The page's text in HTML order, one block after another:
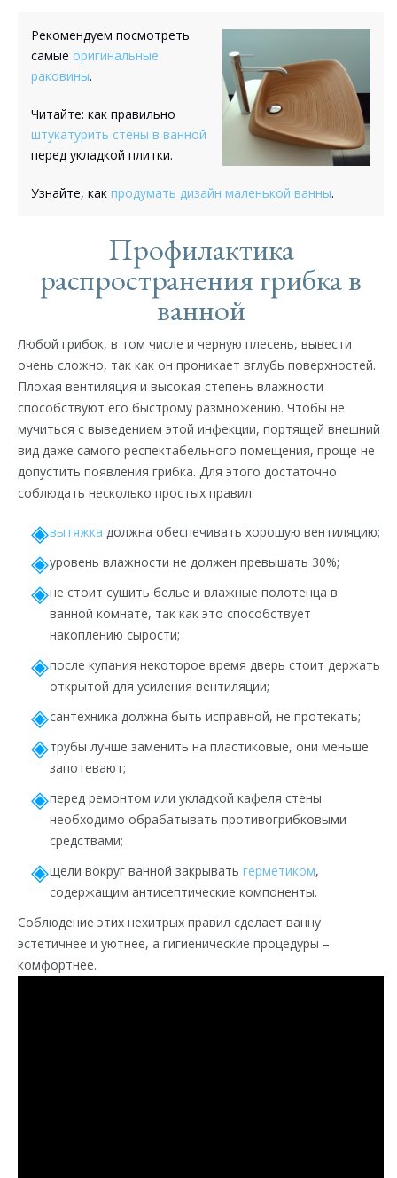
Рекомендуем посмотреть
самые оригинальные
раковины.
Читайте: как правильно
штукатурить стены в ванной
перед укладкой плитки.
Узнайте, как продумать дизайн маленькой ванны.
Профилактика
распространения грибка в
ванной
Любой грибок, в том числе и черную плесень, вывести
очень сложно, так как он проникает вглубь поверхностей.
Плохая вентиляция и высокая степень влажности
способствуют его быстрому размножению. Чтобы не
мучиться с выведением этой инфекции, портящей внешний
вид даже самого респектабельного помещения, проще не
допустить появления грибка. Для этого достаточно
соблюдать несколько простых правил:
вытяжка должна обеспечивать хорошую вентиляцию;
уровень влажности не должен превышать 30%;
не стоит сушить белье и влажные полотенца в
ванной комнате, так как это способствует
накоплению сырости;
после купания некоторое время дверь стоит держать
открытой для усиления вентиляции;
сантехника должна быть исправной, не протекать;
трубы лучше заменить на пластиковые, они меньше
запотевают;
перед ремонтом или укладкой кафеля стены
необходимо обрабатывать противогрибковыми
средствами;
щели вокруг ванной закрывать герметиком,
содержащим антисептические компоненты.
Соблюдение этих нехитрых правил сделает ванну
эстетичнее и уютнее, а гигиенические процедуры –
комфортнее.